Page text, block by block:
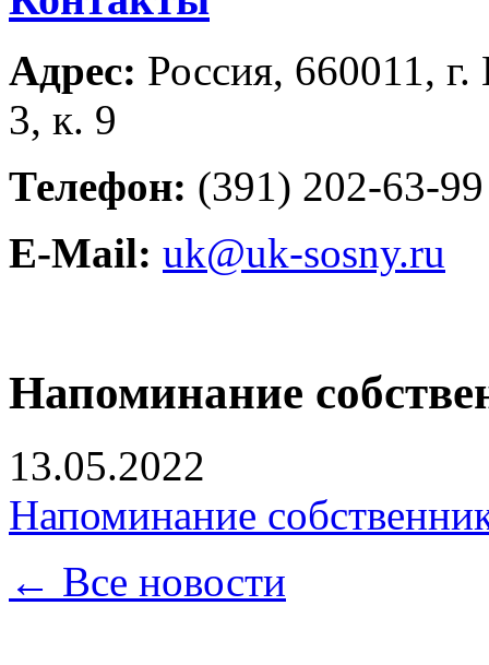
Адрес: Россия, 660011,
3, к. 9
Телефон: (391) 202-63-99
E-Mail: uk@uk-sosny.ru
Напоминание
13.05.2022
Напоминание
← Все новости